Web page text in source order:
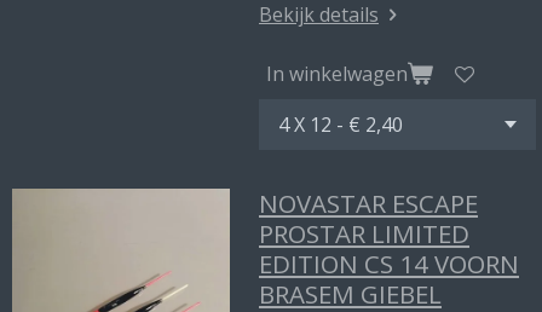
Bekijk details
In winkelwagen
NOVASTAR ESCAPE
PROSTAR LIMITED
EDITION CS 14 VOORN
BRASEM GIEBEL